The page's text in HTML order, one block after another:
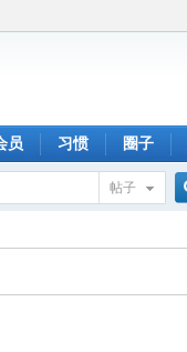
员 习惯 圈子
帖子